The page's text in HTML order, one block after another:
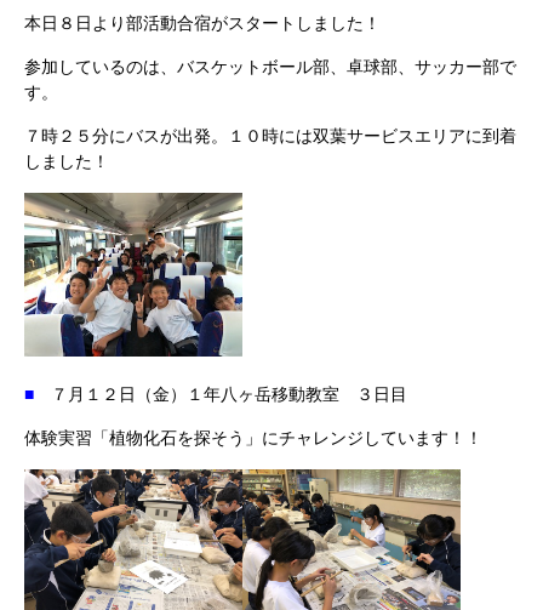
本日８日より部活動合宿がスタートしました！
参加しているのは、バスケットボール部、卓球部、サッカー部で
す。
７時２５分にバスが出発。１０時には双葉サービスエリアに到着
しました！
■ ７月１２日（金）１年八ヶ岳移動教室 ３日目
体験実習「植物化石を探そう」にチャレンジしています！！